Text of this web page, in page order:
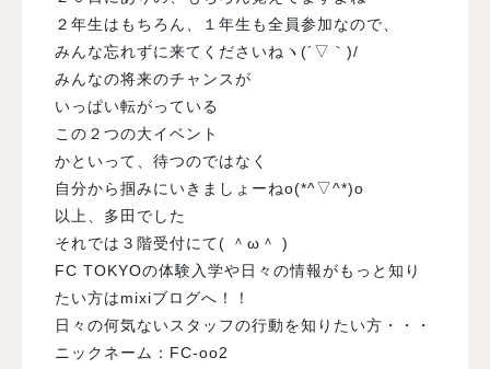
２年生はもちろん、１年生も全員参加なので、
みんな忘れずに来てくださいねヽ(´▽｀)/
みんなの将来のチャンスが
いっぱい転がっている
この２つの大イベント
かといって、待つのではなく
自分から掴みにいきましょーねo(*^▽^*)o
以上、多田でした
それでは３階受付にて( ＾ω＾ )
FC TOKYOの体験入学や日々の情報がもっと知り
たい方はmixiブログへ！！
日々の何気ないスタッフの行動を知りたい方・・・
ニックネーム：FC-oo2